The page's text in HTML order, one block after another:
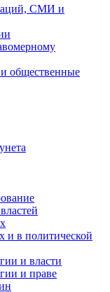
СМИ и
общественные
и в политической
и власти
и праве